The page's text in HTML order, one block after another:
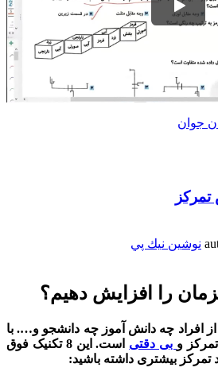
نوشين نيك پي
را افزایش دهیم؟
افراد چه دانش آموز چه دانشجو و…. با
و بی دقتی
است. این 8 تکنیک فوق
تمرکز بیشتری داشته باشید: